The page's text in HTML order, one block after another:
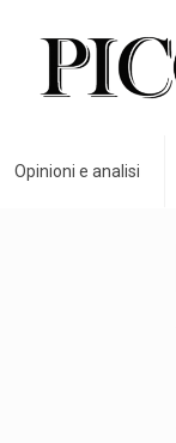
Opinioni e analisi